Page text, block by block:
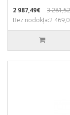
2 987,49€
3
Bez nodokļa:2